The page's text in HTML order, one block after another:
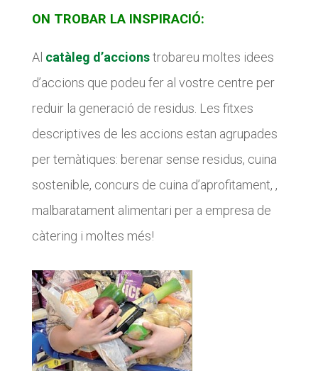
ON TROBAR LA INSPIRACIÓ:
Al catàleg d’accionstrobareu moltes idees
d’accions que podeu fer al vostre centre per
reduir la generació de residus. Les fitxes
descriptives de les accions estan agrupades
per temàtiques: berenar sense residus, cuina
sostenible, concurs de cuina d’aprofitament, ,
malbaratament alimentari per a empresa de
càtering i moltes més!